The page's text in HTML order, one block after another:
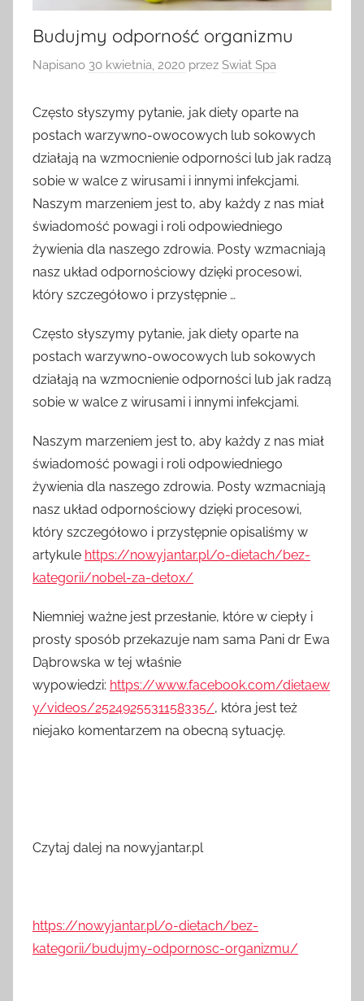
Budujmy odporność organizmu
Napisano 30 kwietnia, 2020 przez Swiat Spa
Często słyszymy pytanie, jak diety oparte na
postach warzywno-owocowych lub sokowych
działają na wzmocnienie odporności lub jak radzą
sobie w walce z wirusami i innymi infekcjami.
Naszym marzeniem jest to, aby każdy z nas miał
świadomość powagi i roli odpowiedniego
żywienia dla naszego zdrowia. Posty wzmacniają
nasz układ odpornościowy dzięki procesowi,
który szczegółowo i przystępnie …
Często słyszymy pytanie, jak diety oparte na
postach warzywno-owocowych lub sokowych
działają na wzmocnienie odporności lub jak radzą
sobie w walce z wirusami i innymi infekcjami.
Naszym marzeniem jest to, aby każdy z nas miał
świadomość powagi i roli odpowiedniego
żywienia dla naszego zdrowia. Posty wzmacniają
nasz układ odpornościowy dzięki procesowi,
który szczegółowo i przystępnie opisaliśmy w
artykule https://nowyjantar.pl/o-dietach/bez-
kategorii/nobel-za-detox/
Niemniej ważne jest przesłanie, które w ciepły i
prosty sposób przekazuje nam sama Pani dr Ewa
Dąbrowska w tej właśnie
wypowiedzi: https://www.facebook.com/dietaew
y/videos/2524925531158335/, która jest też
niejako komentarzem na obecną sytuację.
Czytaj dalej na nowyjantar.pl
https://nowyjantar.pl/o-dietach/bez-
kategorii/budujmy-odpornosc-organizmu/